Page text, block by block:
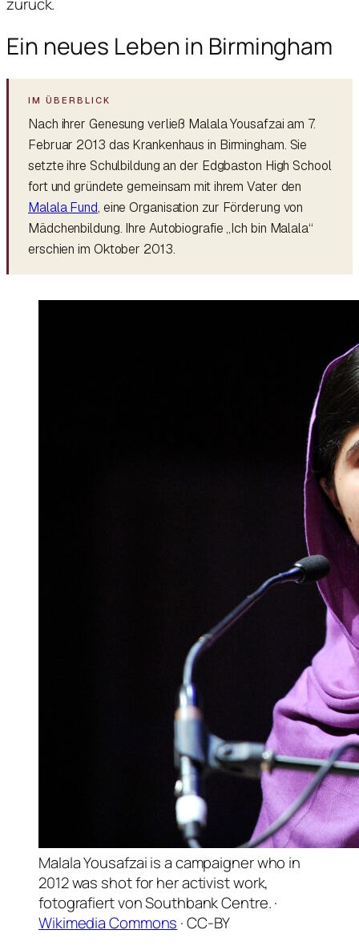
zurück.
Ein neues Leben in Birmingham
Nach ihrer Genesung verließ Malala Yousafzai am 7.
Februar 2013 das Krankenhaus in Birmingham. Sie
setzte ihre Schulbildung an der Edgbaston High School
fort und gründete gemeinsam mit ihrem Vater den
Malala Fund, eine Organisation zur Förderung von
Mädchenbildung. Ihre Autobiografie „Ich bin Malala“
erschien im Oktober 2013.
Malala Yousafzai is a campaigner who in
2012 was shot for her activist work,
fotografiert von Southbank Centre. ·
Wikimedia Commons · CC-BY